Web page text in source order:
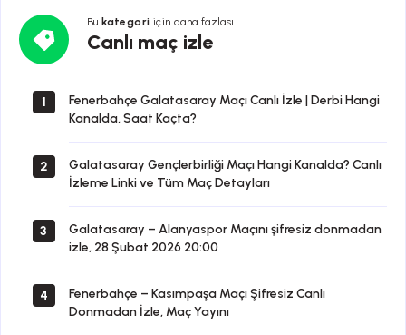
Bu kategori için daha fazlası
Canlı maç izle
Canlı
maç
1
Fenerbahçe Galatasaray Maçı Canlı İzle | Derbi Hangi
Kanalda, Saat Kaçta?
2
Galatasaray Gençlerbirliği Maçı Hangi Kanalda? Canlı
İzleme Linki ve Tüm Maç Detayları
3
Galatasaray – Alanyaspor Maçını şifresiz donmadan
izle, 28 Şubat 2026 20:00
4
Fenerbahçe – Kasımpaşa Maçı Şifresiz Canlı
Donmadan İzle, Maç Yayını